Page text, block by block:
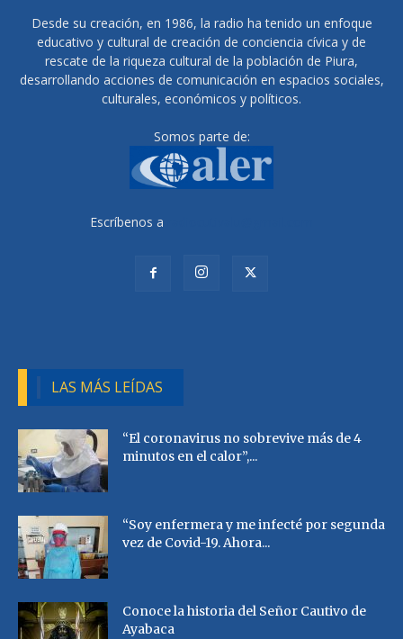
Desde su creación, en 1986, la radio ha tenido un enfoque
educativo y cultural de creación de conciencia cívica y de
rescate de la riqueza cultural de la población de Piura,
desarrollando acciones de comunicación en espacios sociales,
culturales, económicos y políticos.
Somos parte de:
Escríbenos a
LAS MÁS LEÍDAS
“El coronavirus no sobrevive más de 4
minutos en el calor”,...
“Soy enfermera y me infecté por segunda
vez de Covid-19. Ahora...
Conoce la historia del Señor Cautivo de
Ayabaca